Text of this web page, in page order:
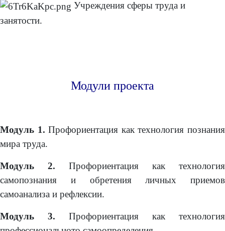
Учреждения сферы труда и
занятости.
Модули проекта
Модуль 1. Профориентация как технология познания
мира труда.
Модуль 2. Профориентация как технология
самопознания и обретения личных приемов
самоанализа и рефлексии.
Модуль 3. Профориентация как технология